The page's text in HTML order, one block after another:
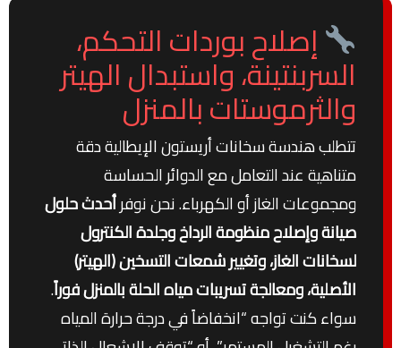
إصلاح بوردات التحكم،
السربنتينة، واستبدال الهيتر
والثرموستات بالمنزل
تتطلب هندسة سخانات أريستون الإيطالية دقة
متناهية عند التعامل مع الدوائر الحساسة
ومجموعات الغاز أو الكهرباء. نحن نوفرأحدث حلول
صيانة وإصلاح منظومة الرداخ وجلدة الكنترول
لسخانات الغاز، وتغيير شمعات التسخين (الهيتر)
الأصلية، ومعالجة تسريبات مياه الحلة بالمنزل فوراً.
سواء كنت تواجه “انخفاضاً في درجة حرارة المياه